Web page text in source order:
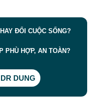
ĐỔI CUỘC SỐNG?
PHÙ HỢP, AN TOÀN?
DUNG